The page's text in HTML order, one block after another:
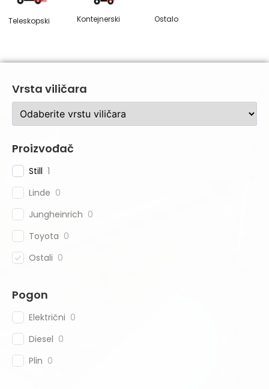
Teleskopski Kontejnerski Ostalo
Vrsta viličara
Proizvođač
Still 1
Linde 0
Jungheinrich 0
Toyota 0
Ostali 0
Pogon
Električni 0
Diesel 0
Plin 0